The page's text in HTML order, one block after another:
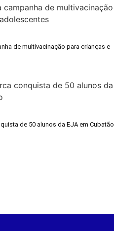
de multivacinação para crianças e
de 50 alunos da EJA em Cubatão